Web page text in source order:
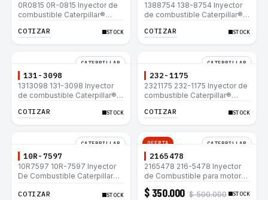
0R0815 0R-0815 Inyector de
combustible Caterpillar®
657E 631E 988F II
COTIZAR STOCK
1388754 138-8754 Inyector
de combustible Caterpillar®
657E 631E 988F II
COTIZAR STOCK
CATERPILLAR
131-3098
1313098 131-3098 Inyector
de combustible Caterpillar®
657E 631E 988F II
COTIZAR STOCK
CATERPILLAR
232-1175
2321175 232-1175 Inyector de
combustible Caterpillar®
657E 631E 988F II
COTIZAR STOCK
CATERPILLAR
10R-7597
10R7597 10R-7597 Inyector
De Combustible Caterpillar®
320C 320C L
COTIZAR STOCK
OFERTA CATERPILLAR
2165478
2165478 216-5478 Inyector
de Combustible para motor
Caterpillar 3044C
minicargador 236B 246B
$ 350.000 $ 500.000 STOCK